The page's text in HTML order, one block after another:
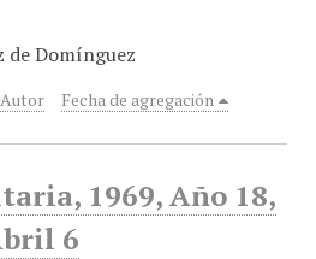
de Domínguez
Autor Fecha de agregación
1969, Año 18,
6